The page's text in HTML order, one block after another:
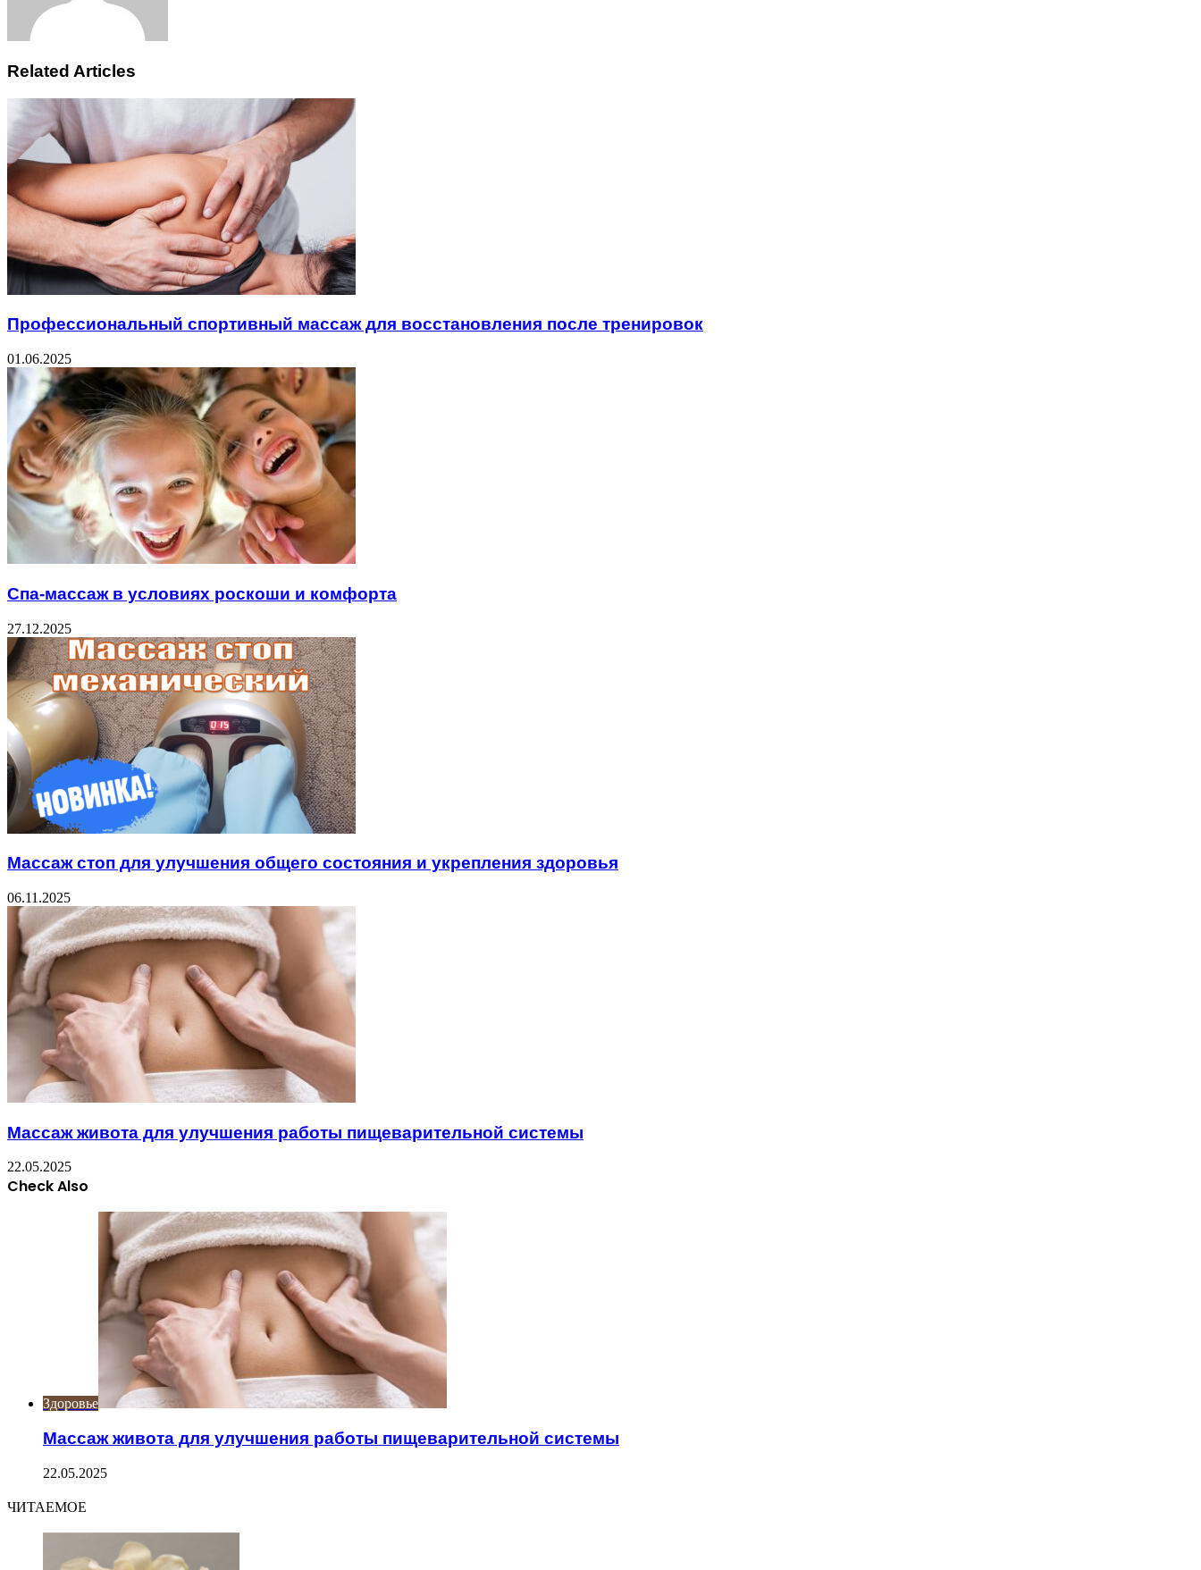
Related Articles
Профессиональный спортивный массаж для восстановления после тренировок
01.06.2025
Спа-массаж в условиях роскоши и комфорта
27.12.2025
Массаж стоп для улучшения общего состояния и укрепления здоровья
06.11.2025
Массаж живота для улучшения работы пищеварительной системы
22.05.2025
Check Also
Здоровье
Массаж живота для улучшения работы пищеварительной системы
22.05.2025
ЧИТАЕМОЕ